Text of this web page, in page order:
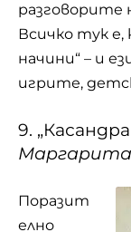
разговорите
Всичко тук е,
начини“ – и
игрите,
9.
Поразит
елно